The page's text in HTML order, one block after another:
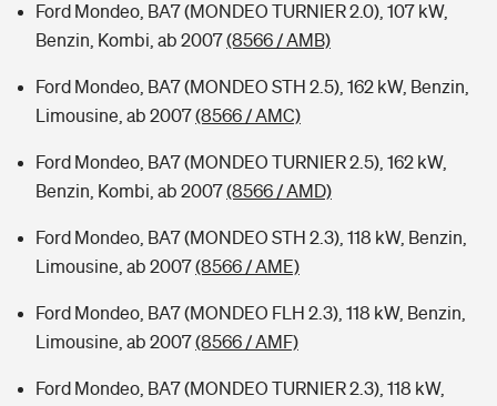
Ford Mondeo, BA7 (MONDEO TURNIER 2.0), 107 kW,
Benzin, Kombi, ab 2007(8566 / AMB)
Ford Mondeo, BA7 (MONDEO STH 2.5), 162 kW, Benzin,
Limousine, ab 2007(8566 / AMC)
Ford Mondeo, BA7 (MONDEO TURNIER 2.5), 162 kW,
Benzin, Kombi, ab 2007(8566 / AMD)
Ford Mondeo, BA7 (MONDEO STH 2.3), 118 kW, Benzin,
Limousine, ab 2007(8566 / AME)
Ford Mondeo, BA7 (MONDEO FLH 2.3), 118 kW, Benzin,
Limousine, ab 2007(8566 / AMF)
Ford Mondeo, BA7 (MONDEO TURNIER 2.3), 118 kW,